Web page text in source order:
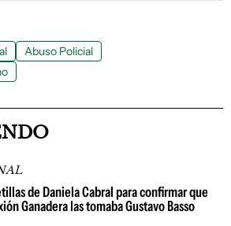
Abuso Policial
de Daniela Cabral para confirmar que
Ganadera las tomaba Gustavo Basso